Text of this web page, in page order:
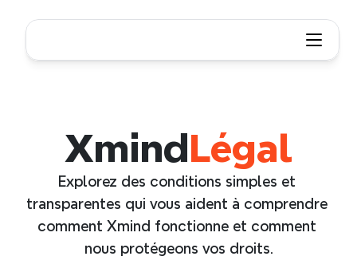
Xmind Légal
Explorez des conditions simples et
transparentes qui vous aident à comprendre
comment Xmind fonctionne et comment
nous protégeons vos droits.